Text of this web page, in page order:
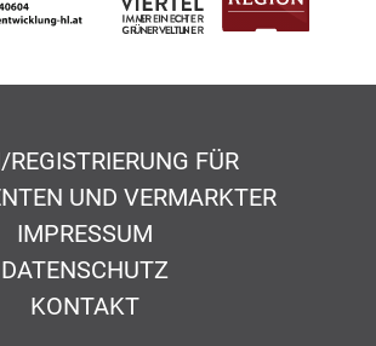
REGISTRIERUNG FÜR
UND VERMARKTER
IMPRESSUM
DATENSCHUTZ
KONTAKT